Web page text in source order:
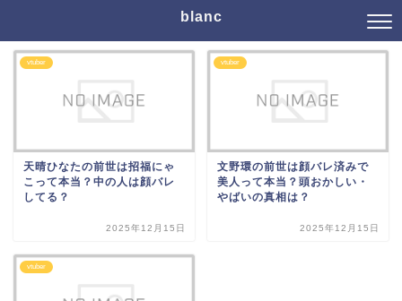
blanc
vtuber
天晴ひなたの前世は招福にゃ
こって本当？中の人は顔バレ
してる？
2025年12月15日
vtuber
文野環の前世は顔バレ済みで
美人って本当？頭おかしい・
やばいの真相は？
2025年12月15日
vtuber